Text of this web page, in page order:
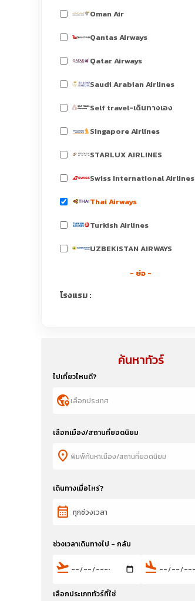
Oman Air
Qantas Airways
Qatar Airways
Saudi Arabian Airlines
Self travel-เดินทางเอง
Singapore Airlines
STARLUX AIRLINES
Swiss International Airlines
Thai Airways
Turkish Airlines
UZBEKISTAN AIRWAYS
- ย่อ -
โรงแรม :
ค้นหาทัวร์
ไปเที่ยวไหนดี?
globe_location_pin
เลือกเมือง/สถานที่ยอดนิยม
location_on
เดินทางเมื่อไหร่?
calendar_month
ช่วงเวลาเดินทางไป - กลับ
flight_takeoff flight_land
เลือกประเภททัวร์ที่ใช่